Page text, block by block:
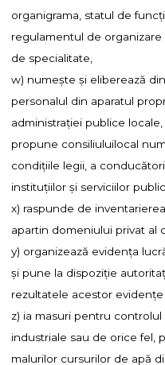
organigrama, statul de
regulamentul de
de specialitate,
w) numeşte şi eliberează
personalul din aparatul
administraţiei publice
propune consiliuluilocal
condiţiile legii, a
instituţiilor şi serviciilor
x) raspunde de
apartin domeniului privat al
y) organizează evidenţa
şi pune la dispoziţie
rezultatele acestor evidenţe ,
z) ia masuri pentru
industriale sau de orice fel,
malurilor cursurilor de apă